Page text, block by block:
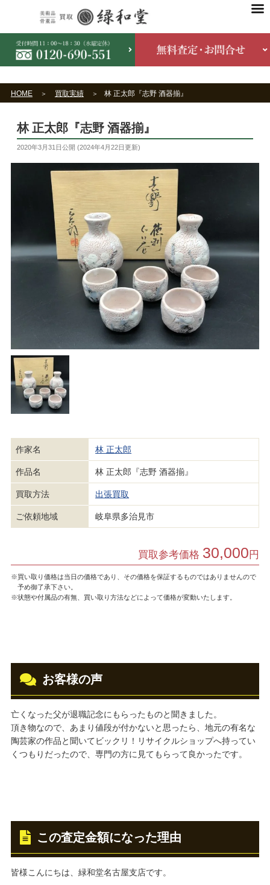
HOME 買取実績 林 正太郎『志野 酒器揃』
林 正太郎『志野 酒器揃』
2020年3月31日公開 (2024年4月22日更新)
作家名 林 正太郎
作品名 林 正太郎『志野 酒器揃』
買取方法 出張買取
ご依頼地域 岐阜県多治見市
買取参考価格 30,000 円
※買い取り価格は当日の価格であり、その価格を保証するものではありませんので
予め御了承下さい。
※状態や付属品の有無、買い取り方法などによって価格が変動いたします。
お客様の声
亡くなった父が退職記念にもらったものと聞きました。
頂き物なので、あまり値段が付かないと思ったら、地元の有名な
陶芸家の作品と聞いてビックリ！リサイクルショップへ持ってい
くつもりだったので、専門の方に見てもらって良かったです。
この査定金額になった理由
皆様こんにちは、緑和堂名古屋支店です。